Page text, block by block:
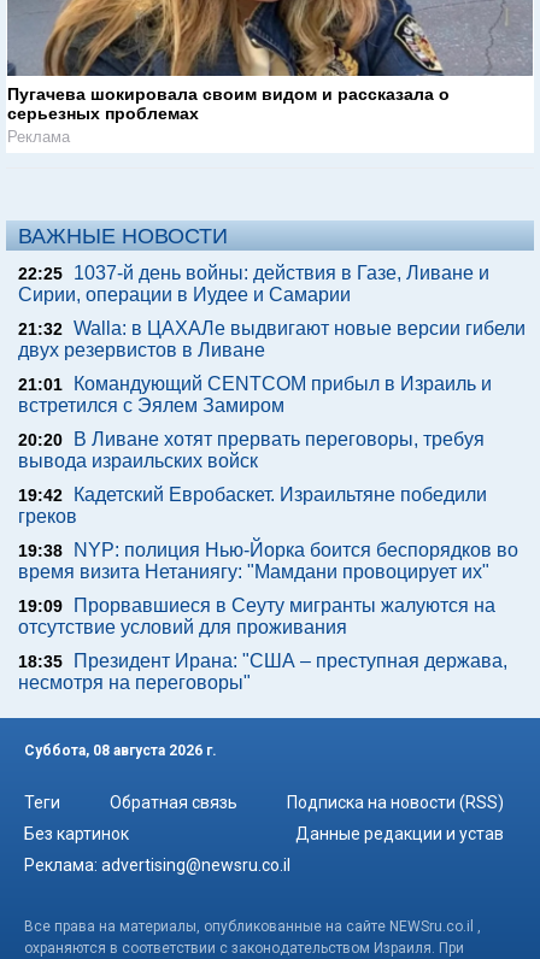
Пугачева шокировала своим видом и рассказала о
серьезных проблемах
Реклама
ВАЖНЫЕ НОВОСТИ
22:25
1037-й день войны: действия в Газе, Ливане и
Сирии, операции в Иудее и Самарии
21:32 Walla: в ЦАХАЛе выдвигают новые версии гибели
двух резервистов в Ливане
21:01
Командующий CENTCOM прибыл в Израиль и
встретился с Эялем Замиром
20:20
В Ливане хотят прервать переговоры, требуя
вывода израильских войск
19:42
Кадетский Евробаскет. Израильтяне победили
греков
19:38
NYP: полиция Нью-Йорка боится беспорядков во
время визита Нетаниягу: "Мамдани провоцирует их"
19:09
Прорвавшиеся в Сеуту мигранты жалуются на
отсутствие условий для проживания
18:35
Президент Ирана: "США – преступная держава,
несмотря на переговоры"
Суббота, 08 августа 2026 г.
Теги Обратная связь
Подписка на новости (RSS)
Без картинок
Данные редакции и устав
Реклама: advertising@newsru.co.il
Все права на материалы, опубликованные на сайте NEWSru.co.il ,
охраняются в соответствии с законодательством Израиля. При